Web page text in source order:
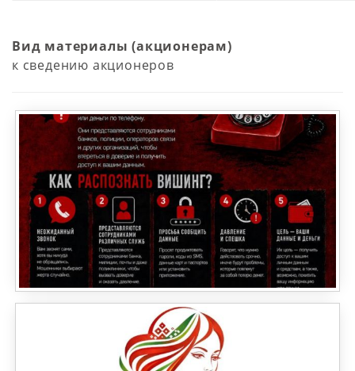
Вид материалы (акционерам)
к сведению акционеров